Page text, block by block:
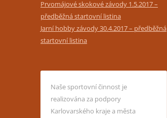
Prvomájové skokové závody 1.5.2017 –
předběžná startovní listina
Jarní hobby závody 30.4.2017 – předběžná
startovní listina
Naše sportovní činnost je
realizována za podpory
Karlovarského kraje a města